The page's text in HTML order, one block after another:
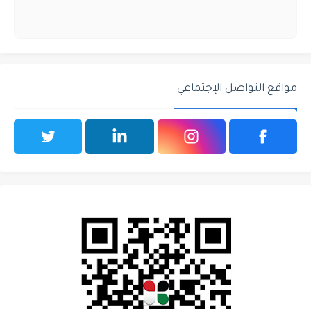
مواقع التواصل الإجتماعي